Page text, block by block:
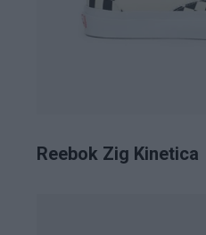
Reebok Zig Kinetica